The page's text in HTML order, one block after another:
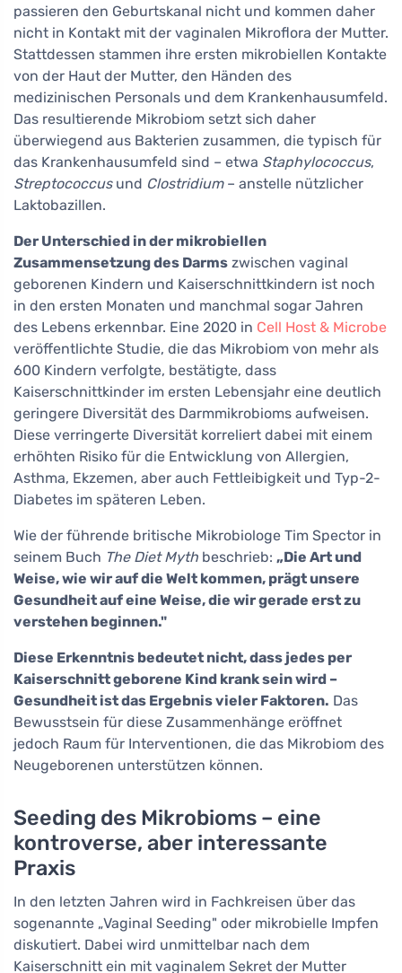
passieren den Geburtskanal nicht und kommen daher
nicht in Kontakt mit der vaginalen Mikroflora der Mutter.
Stattdessen stammen ihre ersten mikrobiellen Kontakte
von der Haut der Mutter, den Händen des
medizinischen Personals und dem Krankenhausumfeld.
Das resultierende Mikrobiom setzt sich daher
überwiegend aus Bakterien zusammen, die typisch für
das Krankenhausumfeld sind – etwa Staphylococcus,
Streptococcusund Clostridium– anstelle nützlicher
Laktobazillen.
Der Unterschied in der mikrobiellen
Zusammensetzung des Darms zwischen vaginal
geborenen Kindern und Kaiserschnittkindern ist noch
in den ersten Monaten und manchmal sogar Jahren
des Lebens erkennbar. Eine 2020 in Cell Host & Microbe
veröffentlichte Studie, die das Mikrobiom von mehr als
600 Kindern verfolgte, bestätigte, dass
Kaiserschnittkinder im ersten Lebensjahr eine deutlich
geringere Diversität des Darmmikrobioms aufweisen.
Diese verringerte Diversität korreliert dabei mit einem
erhöhten Risiko für die Entwicklung von Allergien,
Asthma, Ekzemen, aber auch Fettleibigkeit und Typ-2-
Diabetes im späteren Leben.
Wie der führende britische Mikrobiologe Tim Spector in
seinem Buch The Diet Myth beschrieb: „Die Art und
Weise, wie wir auf die Welt kommen, prägt unsere
Gesundheit auf eine Weise, die wir gerade erst zu
verstehen beginnen."
Diese Erkenntnis bedeutet nicht, dass jedes per
Kaiserschnitt geborene Kind krank sein wird –
Gesundheit ist das Ergebnis vieler Faktoren. Das
Bewusstsein für diese Zusammenhänge eröffnet
jedoch Raum für Interventionen, die das Mikrobiom des
Neugeborenen unterstützen können.
Seeding des Mikrobioms – eine
kontroverse, aber interessante
Praxis
In den letzten Jahren wird in Fachkreisen über das
sogenannte „Vaginal Seeding" oder mikrobielle Impfen
diskutiert. Dabei wird unmittelbar nach dem
Kaiserschnitt ein mit vaginalem Sekret der Mutter